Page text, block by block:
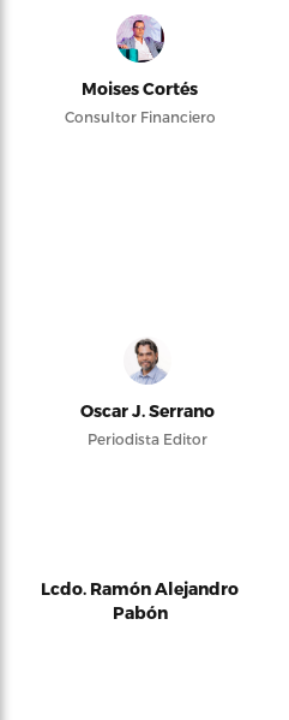
Moises Cortés
Consultor Financiero
Oscar J. Serrano
Periodista Editor
Lcdo. Ramón Alejandro
Pabón